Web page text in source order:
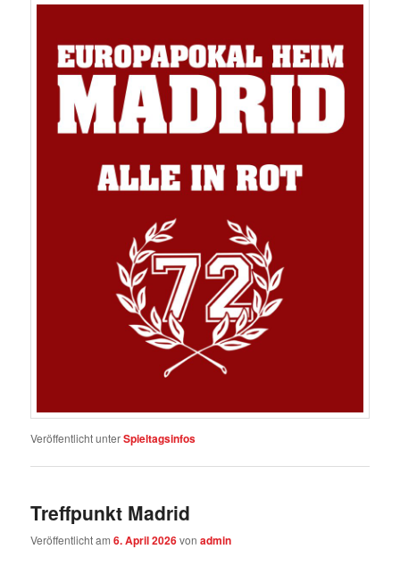
Veröffentlicht unterSpieltagsinfos
Treffpunkt Madrid
Veröffentlicht am6. April 2026vonadmin